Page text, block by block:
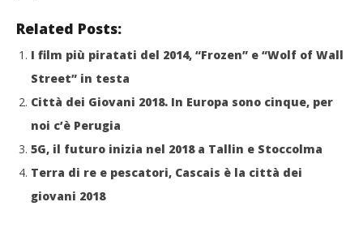
Related Posts:
I film più piratati del 2014, “Frozen” e “Wolf of Wall
Street” in testa
Città dei Giovani 2018. In Europa sono cinque, per
noi c’è Perugia
5G, il futuro inizia nel 2018 a Tallin e Stoccolma
Terra di re e pescatori, Cascais è la città dei
giovani 2018